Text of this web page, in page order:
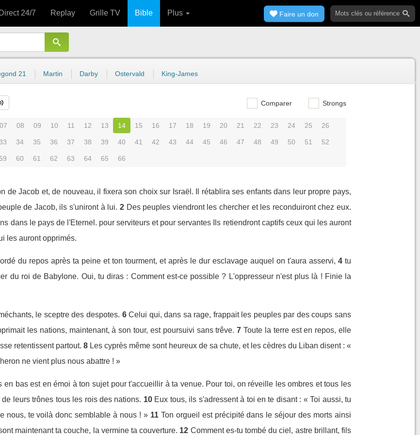
Direct 24/7 Replay Grille TV Bible Plus Faire un don
21 Martin Darby Ostervald King-James
Comparer Strongs
07 08 09 10 11 12 13 14 15 16 17 18 19 20 21 22 23 24 25 26
33 34 35 36 37 38 39 40 41 42 43 44 45 46 47 48 49 50 51 52
59 60 61 62 63 64 65 66
de Jacob et, de nouveau, il fixera son choix sur Israël. Il rétablira ses enfants dans leur propre pays,
de Jacob, ils s'uniront à lui. 2 Des peuples viendront les chercher et les reconduiront chez eux.
dans le pays de l'Eternel. pour serviteurs et pour servantes Ils retiendront captifs ceux qui les auront
les auront opprimés.
du repos après ta peine et ton tourment, et après le dur esclavage auquel on t'aura asservi, 4 tu
du roi de Babylone. Oui, tu diras : Comment est-ce possible ? L'oppresseur n'est plus là ! Finie la
le sceptre des despotes. 6 Celui qui, dans sa rage, frappait les peuples par des coups sans
les nations, maintenant, à son tour, est poursuivi sans trêve. 7 Toute la terre est en repos, elle
retentissent partout. 8 Les cyprès même sont heureux de sa chute, et les cèdres du Liban disent : «
ne vient plus nous abattre ! »
en bas est en émoi à ton sujet pour t'accueillir à ta venue. Pour toi, on réveille les ombres et tous les
leurs trônes tous les rois des nations. 10 Eux tous, ils s'adressent à toi en te disant : « Toi aussi, tu
nous, te voilà donc semblable à nous ! » 11 Ton orgueil est précipité dans le séjour des morts ainsi
maintenant ta couche, la vermine ta couverture. 12 Comment es-tu tombé du ciel, astre brillant, fils